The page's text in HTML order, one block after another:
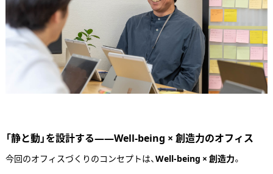
「静と動」を設計する——Well-being × 創造力のオフィス
今回のオフィスづくりのコンセプトは、Well-being × 創造力。